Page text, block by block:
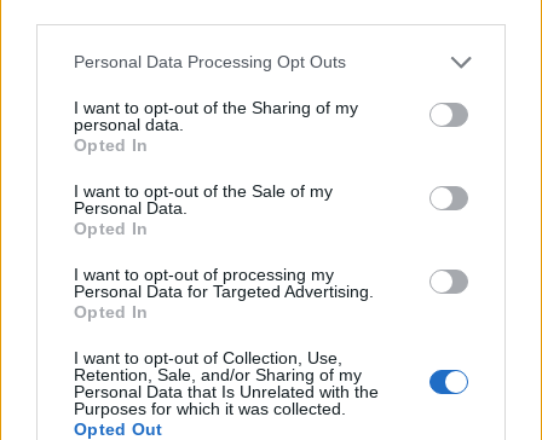
Please note that this website/app uses one or more Google
not limited to your visit or usage behaviour. You may click to
grant or deny consent to Google and its third-party tags to
use your data for below specified purposes in below Google
consent section.
Personal Data Processing Opt Outs
I want to opt-out of the Sharing of my
personal data.
Opted In
I want to opt-out of the Sale of my
Personal Data.
Opted In
I want to opt-out of processing my
Personal Data for Targeted Advertising.
Opted In
I want to opt-out of Collection, Use,
Retention, Sale, and/or Sharing of my
Personal Data that Is Unrelated with the
Purposes for which it was collected.
Opted Out
Πάτρα: Συνεδριάζει η Δημοτική Επιτροπή